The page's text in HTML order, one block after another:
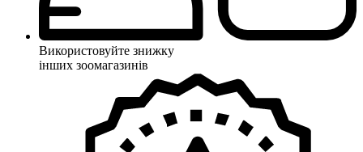
Використовуйте знижку
інших зоомагазинів